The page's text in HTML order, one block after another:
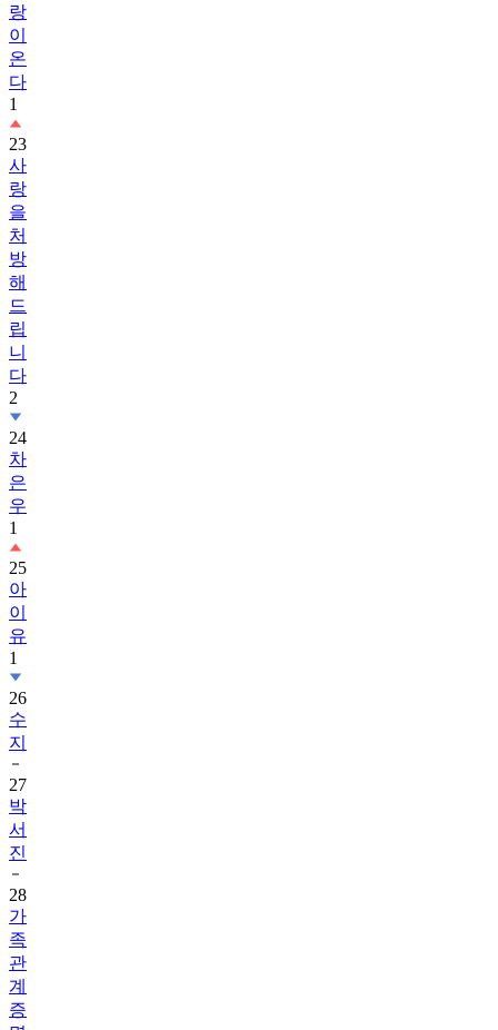
랑
이
온
다
1
23
사
랑
을
처
방
해
드
립
니
다
2
24
차
은
우
1
25
아
이
유
1
26
수
지
27
박
서
진
28
가
족
관
계
증